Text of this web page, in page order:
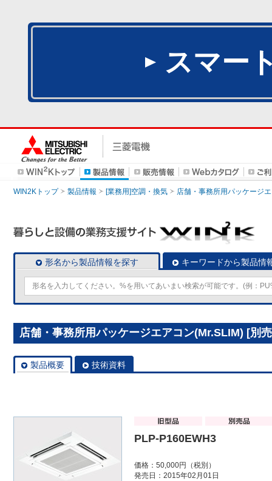
スマー
WIN2Kトップ 製品情報 [業務用]空調・換気 店舗・事務所用パッケージ
形名から製品情報を探す キーワードから製品情
店舗・事務所用パッケージエアコン(Mr.SLIM) [別
製品概要 技術資料
PLP-P160EWH3
価格：50,000円（税別）
発売日：2015年02月01日